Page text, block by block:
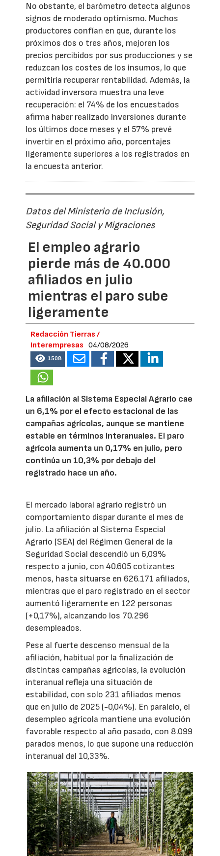
No obstante, el barómetro detecta algunos
signos de moderado optimismo. Muchos
productores confían en que, durante los
próximos dos o tres años, mejoren los
precios percibidos por sus producciones y se
reduzcan los costes de los insumos, lo que
permitiría recuperar rentabilidad. Además, la
actividad inversora muestra una leve
recuperación: el 74% de los encuestados
afirma haber realizado inversiones durante
los últimos doce meses y el 57% prevé
invertir en el próximo año, porcentajes
ligeramente superiores a los registrados en
la encuesta anterior.
Datos del Ministerio de Inclusión,
Seguridad Social y Migraciones
El empleo agrario
pierde más de 40.000
afiliados en julio
mientras el paro sube
ligeramente
Redacción Tierras /
Interempresas
04/08/2026
1508
La afiliación al Sistema Especial Agrario cae
un 6,1% por el efecto estacional de las
campañas agrícolas, aunque se mantiene
estable en términos interanuales. El paro
agrícola aumenta un 0,17% en julio, pero
continúa un 10,3% por debajo del
registrado hace un año.
El mercado laboral agrario registró un
comportamiento dispar durante el mes de
julio. La afiliación al Sistema Especial
Agrario (SEA) del Régimen General de la
Seguridad Social descendió un 6,09%
respecto a junio, con 40.605 cotizantes
menos, hasta situarse en 626.171 afiliados,
mientras que el paro registrado en el sector
aumentó ligeramente en 122 personas
(+0,17%), alcanzando los 70.296
desempleados.
Pese al fuerte descenso mensual de la
afiliación, habitual por la finalización de
distintas campañas agrícolas, la evolución
interanual refleja una situación de
estabilidad, con solo 231 afiliados menos
que en julio de 2025 (-0,04%). En paralelo, el
desempleo agrícola mantiene una evolución
favorable respecto al año pasado, con 8.099
parados menos, lo que supone una reducción
interanual del 10,33%.